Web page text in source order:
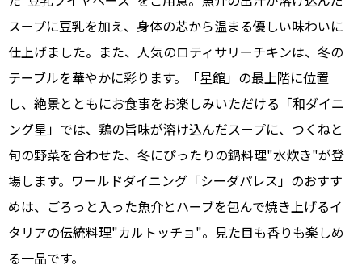
スープに豆乳を加え、身体の芯から温まる優しい味わいに
仕上げました。また、人気のロティサリーチキンは、冬の
テーブルを華やかに彩ります。「星館」の最上階に位置
し、絶景とともにお食事をお楽しみいただける「和ダイニ
ング星」では、鶏の旨味が溶け込んだスープに、つくねと
旬の野菜を合わせた、冬にぴったりの鍋料理"水炊き"が登
場します。ワールドダイニング「シーダパレス」のおすす
めは、ごろっと入った魚介とハーブを包んで焼き上げるイ
タリアの伝統料理"カルトッチョ"。見た目も香りも楽しめ
る一品です。